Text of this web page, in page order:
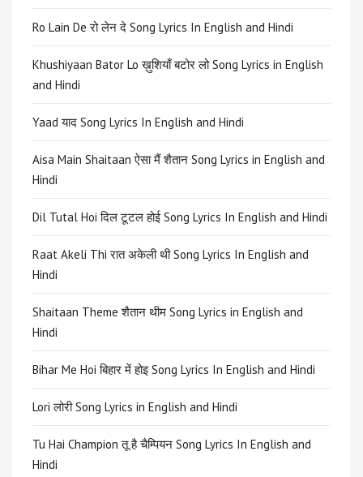
Ro Lain De रो लेन दे Song Lyrics In English and Hindi
Khushiyaan Bator Lo ख़ुशियाँ बटोर लो Song Lyrics in English
and Hindi
Yaad याद Song Lyrics In English and Hindi
Aisa Main Shaitaan ऐसा मैं शैतान Song Lyrics in English and
Hindi
Dil Tutal Hoi दिल टूटल होई Song Lyrics In English and Hindi
Raat Akeli Thi रात अकेली थी Song Lyrics In English and
Hindi
Shaitaan Theme शैतान थीम Song Lyrics in English and
Hindi
Bihar Me Hoi बिहार में होइ Song Lyrics In English and Hindi
Lori लोरी Song Lyrics in English and Hindi
Tu Hai Champion तू है चैम्पियन Song Lyrics In English and
Hindi